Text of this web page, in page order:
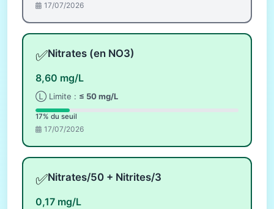
17/07/2026
✅Nitrates (en NO3)
8,60 mg/L
Ⓛ Limite : ≤ 50 mg/L
17% du seuil
17/07/2026
✅Nitrates/50 + Nitrites/3
0,17 mg/L